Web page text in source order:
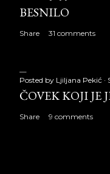
BESNILO
Share 31 comments
Posted by Ljiljana Pekić
ČOVEK KOJI JE
Share 9 comments